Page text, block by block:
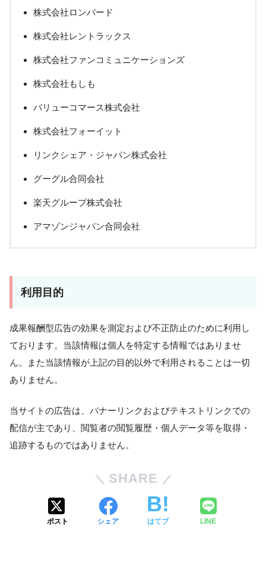
株式会社ロンバード
株式会社レントラックス
株式会社ファンコミュニケーションズ
株式会社もしも
バリューコマース株式会社
株式会社フォーイット
リンクシェア・ジャパン株式会社
グーグル合同会社
楽天グループ株式会社
アマゾンジャパン合同会社
利用目的
成果報酬型広告の効果を測定および不正防止のために利用し
ております。当該情報は個人を特定する情報ではありませ
ん。また当該情報が上記の目的以外で利用されることは一切
ありません。
当サイトの広告は、バナーリンクおよびテキストリンクでの
配信が主であり、閲覧者の閲覧履歴・個人データ等を取得・
追跡するものではありません。
SHARE
ポスト シェア はてブ LINE